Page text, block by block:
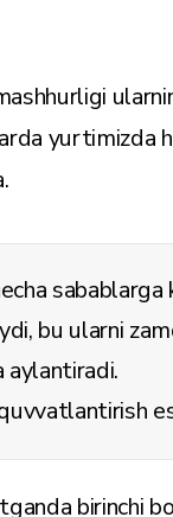
yurtimizda
sabablarga
bu ularni
aylantiradi.
birinchi